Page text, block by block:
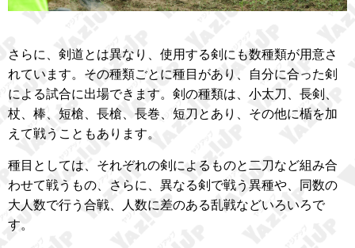
さらに、剣道とは異なり、使用する剣にも数種類が用意さ
れています。その種類ごとに種目があり、自分に合った剣
による試合に出場できます。剣の種類は、小太刀、長剣、
杖、棒、短槍、長槍、長巻、短刀とあり、その他に楯を加
えて戦うこともあります。
種目としては、それぞれの剣によるものと二刀など組み合
わせて戦うもの、さらに、異なる剣で戦う異種や、同数の
大人数で行う合戦、人数に差のある乱戦などいろいろで
す。